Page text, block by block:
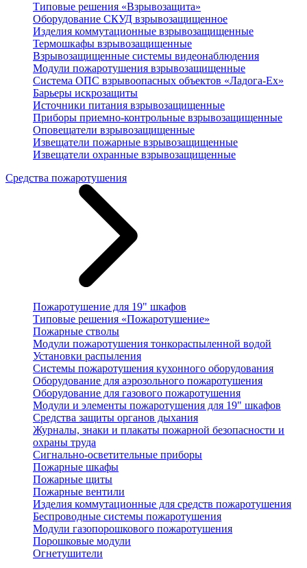
Типовые решения «Взрывозащита»
Оборудование СКУД взрывозащищенное
Изделия коммутационные взрывозащищенные
Термошкафы взрывозащищенные
Взрывозащищенные системы видеонаблюдения
Модули пожаротушения взрывозащищенные
Система ОПС взрывоопасных объектов «Ладога-Ex»
Барьеры искрозащиты
Источники питания взрывозащищенные
Приборы приемно-контрольные взрывозащищенные
Оповещатели взрывозащищенные
Извещатели пожарные взрывозащищенные
Извещатели охранные взрывозащищенные
Средства пожаротушения
Пожаротушение для 19" шкафов
Типовые решения «Пожаротушение»
Пожарные стволы
Модули пожаротушения тонкораспыленной водой
Установки распыления
Системы пожаротушения кухонного оборудования
Оборудование для аэрозольного пожаротушения
Оборудование для газового пожаротушения
Модули и элементы пожаротушения для 19" шкафов
Средства защиты органов дыхания
Журналы, знаки и плакаты пожарной безопасности и
охраны труда
Сигнально-осветительные приборы
Пожарные шкафы
Пожарные щиты
Пожарные вентили
Изделия коммутационные для средств пожаротушения
Беспроводные системы пожаротушения
Модули газопорошкового пожаротушения
Порошковые модули
Огнетушители